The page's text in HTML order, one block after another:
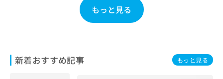
もっと見る
新着おすすめ記事 もっと見る
せ
は